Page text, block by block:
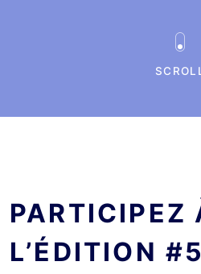
PARTICIPEZ
L’ÉDITION